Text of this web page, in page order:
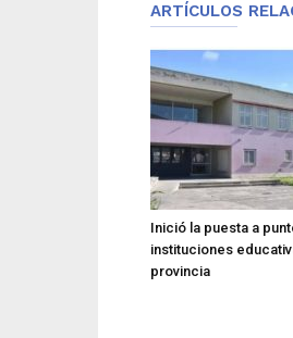
ARTÍCULOS
Inició la puesta a
instituciones
provincia